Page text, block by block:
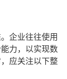
企业往往使用
力，以实现数
应关注以下整